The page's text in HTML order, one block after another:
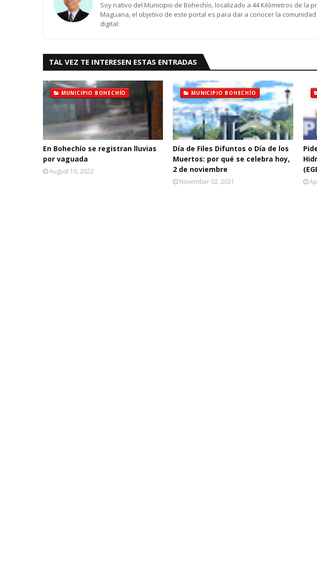
Soy nativo del Municipio de Bohechío, localizado a 44 Kilómetros de la
Maguana, el objetivo de este portal es para dar a conocer la
digital:
TAL VEZ TE INTERESEN ESTAS ENTRADAS
MUNICIPIO BOHECHÍO
En Bohechío se registran lluvias
por vaguada
August 10, 2022
MUNICIPIO BOHECHÍO
Día de Files Difuntos o Día de los
Muertos: por qué se celebra hoy,
2 de noviembre
November 02, 2021